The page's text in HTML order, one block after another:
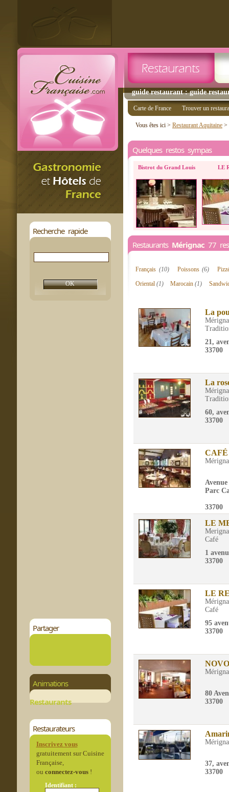
guide restaurant : guide
Recherche rapide
Partager
Animations
Restaurants
Restaurateurs
Inscrivez vous
gratuitement sur Cuisine
Française,
ou connectez-vous!
Identifiant :
Carte de France Trouver un
Vous êtes ici > Restaurant Aquitaine >
Quelques restos sympas
Bistrot du Grand Louis LE
Restaurants Mérignac 77
Français (10) Poissons(6)
Oriental (1) Marocain(1)
La
21,
33700
La
60,
33700
Parc
33700
LE
Café
1
33700
LE
Café
95
33700
80
33700
37,
33700